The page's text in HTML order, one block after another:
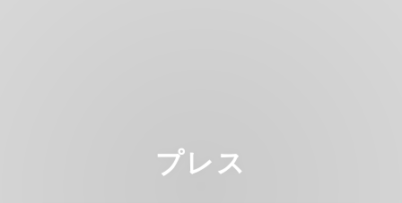
プレス